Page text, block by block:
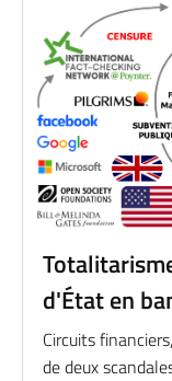
d'État en
Circuits
de deux